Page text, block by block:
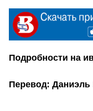
Подробности на
Перевод: Даниэль